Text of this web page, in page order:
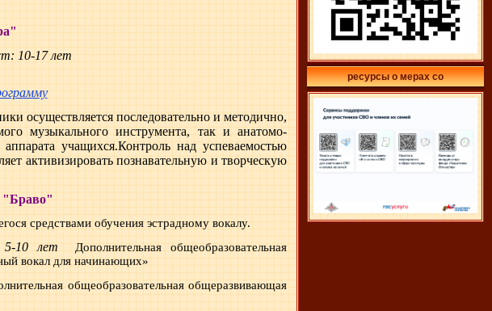
10-17 лет
осуществляется последовательно и методично,
музыкального инструмента, так и анатомо-
учащихся.Контроль над успеваемостью
активизировать познавательную и творческую
"Браво"
средствами обучения эстрадному вокалу.
5-10 лет
Дополнительная общеобразовательная
вокал для начинающих»
общеобразовательная общеразвивающая
ресурсы о мерах со